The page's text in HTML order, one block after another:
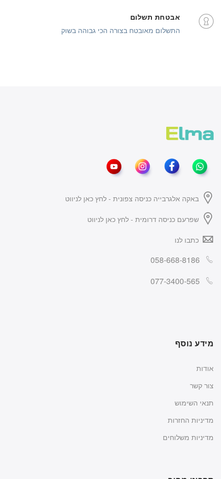
אבטחת תשלום
התשלום מאובטח בצורה הכי גבוהה בשוק
באקה אלגרבייה כניסה צפונית - לחץ כאן לניווט
שפרעם כניסה דרומית - לחץ כאן לניווט
כתבו לנו
058-668-8186
077-3400-565
מידע נוסף
אודות
צור קשר
תנאי השימוש
מדיניות החזרות
מדיניות משלוחים